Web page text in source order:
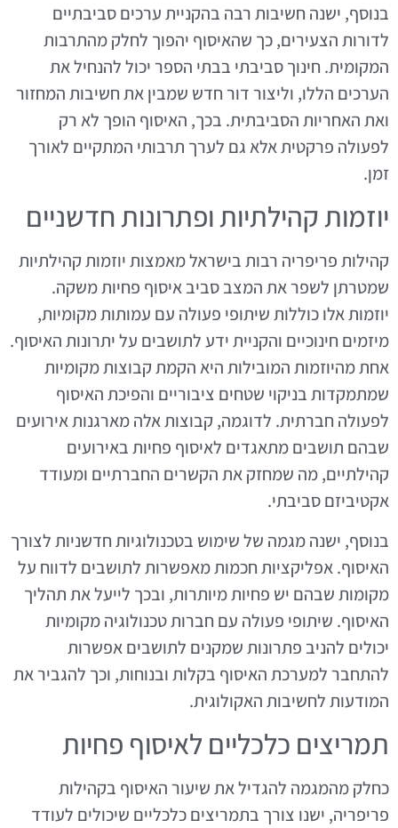
בנוסף, ישנה חשיבות רבה בהקניית ערכים סביבתיים
לדורות הצעירים, כך שהאיסוף יהפוך לחלק מהתרבות
המקומית. חינוך סביבתי בבתי הספר יכול להנחיל את
הערכים הללו, וליצור דור חדש שמבין את חשיבות המחזור
ואת האחריות הסביבתית. בכך, האיסוף הופך לא רק
לפעולה פרקטית אלא גם לערך תרבותי המתקיים לאורך
זמן.
יוזמות קהילתיות ופתרונות חדשניים
קהילות פריפריה רבות בישראל מאמצות יוזמות קהילתיות
שמטרתן לשפר את המצב סביב איסוף פחיות משקה.
יוזמות אלו כוללות שיתופי פעולה עם עמותות מקומיות,
מיזמים חינוכיים והקניית ידע לתושבים על יתרונות האיסוף.
אחת מהיוזמות המובילות היא הקמת קבוצות מקומיות
שמתמקדות בניקוי שטחים ציבוריים והפיכת האיסוף
לפעולה חברתית. לדוגמה, קבוצות אלה מארגנות אירועים
שבהם תושבים מתאגדים לאיסוף פחיות באירועים
קהילתיים, מה שמחזק את הקשרים החברתיים ומעודד
אקטיביזם סביבתי.
בנוסף, ישנה מגמה של שימוש בטכנולוגיות חדשניות לצורך
האיסוף. אפליקציות חכמות מאפשרות לתושבים לדווח על
מקומות שבהם יש פחיות מיותרות, ובכך לייעל את תהליך
האיסוף. שיתופי פעולה עם חברות טכנולוגיה מקומיות
יכולים להניב פתרונות שמקנים לתושבים אפשרות
להתחבר למערכת האיסוף בקלות ובנוחות, וכך להגביר את
המודעות לחשיבות האקולוגית.
תמריצים כלכליים לאיסוף פחיות
כחלק מהמגמה להגדיל את שיעור האיסוף בקהילות
פריפריה, ישנו צורך בתמריצים כלכליים שיכולים לעודד